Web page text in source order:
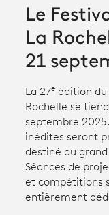
Creators
À la une
Participer et
À votre écoute
Productions et
tv
Le
La
21
La 27e édition du
Rochelle se
septembre
inédites seront
destiné au
Séances de
et compétitions
entièrement